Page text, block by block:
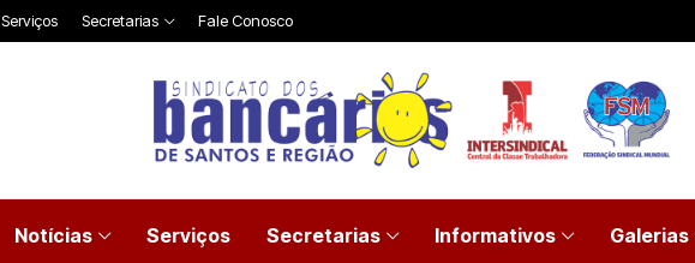
Serviços Secretarias Fale Conosco
Notícias Serviços Secretarias Informativos Galerias